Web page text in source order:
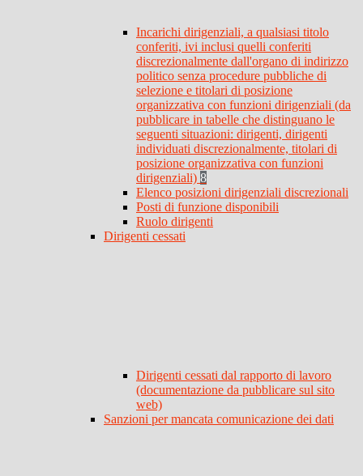
Incarichi dirigenziali, a qualsiasi titolo
conferiti, ivi inclusi quelli conferiti
discrezionalmente dall'organo di indirizzo
politico senza procedure pubbliche di
selezione e titolari di posizione
organizzativa con funzioni dirigenziali (da
pubblicare in tabelle che distinguano le
seguenti situazioni: dirigenti, dirigenti
individuati discrezionalmente, titolari di
posizione organizzativa con funzioni
dirigenziali) 8
Elenco posizioni dirigenziali discrezionali
Posti di funzione disponibili
Ruolo dirigenti
Dirigenti cessati
Dirigenti cessati dal rapporto di lavoro
(documentazione da pubblicare sul sito
web)
Sanzioni per mancata comunicazione dei dati